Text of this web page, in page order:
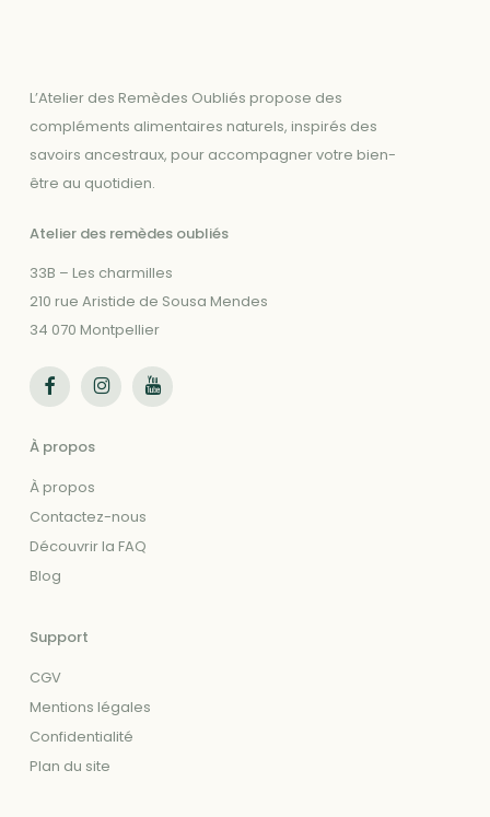
L’Atelier des Remèdes Oubliés propose des
compléments alimentaires naturels, inspirés des
savoirs ancestraux, pour accompagner votre bien-
être au quotidien.
Atelier des remèdes oubliés
33B – Les charmilles
210 rue Aristide de Sousa Mendes
34 070 Montpellier
Suivez-nous sur FacebookSuivez-nous sur InstagramSuivez-nous sur Youtube
À propos
À propos
Contactez-nous
Découvrir la FAQ
Blog
Support
CGV
Mentions légales
Confidentialité
Plan du site